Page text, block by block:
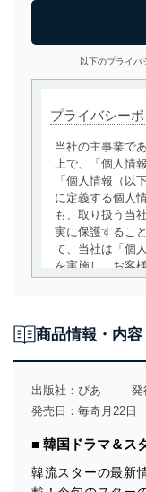
以下のプライバ
プライバシー
当社の主事業で
上で、「個人情
「個人情報（以
に定義する個人
も、取り扱う当
実に保護するこ
て、当社は「個
を実施し、お客
用目的を明確に
達成に必要な範
得・利用・提供
個人情報は、同
みを確実にする
ます。また、目
措置を講じます。
商品情報・内容
出版社： ぴあ
発
発売日：毎奇月22日
■ 韓国ドラマ＆ス
韓流スターの最新